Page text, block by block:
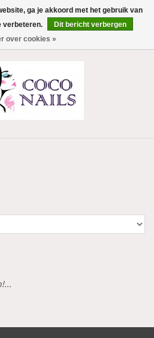
0 Artikelen - €0,00
ga je akkoord met het gebruik van
verbeteren.
Dit bericht verbergen
over cookies »